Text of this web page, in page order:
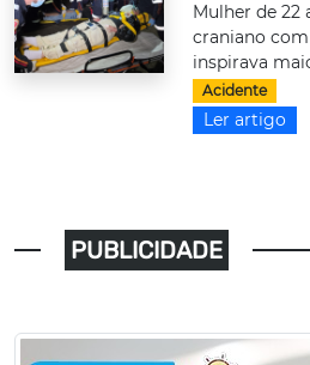
Mulher de
craniano
inspirava
Acidente
Ler artigo
PUBLICIDADE